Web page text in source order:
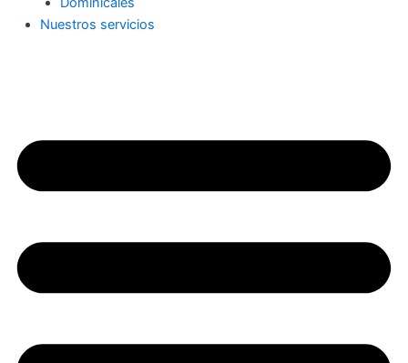
Nuestros servicios